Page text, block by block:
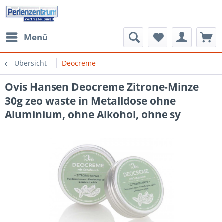
Menü
Übersicht Deocreme
Ovis Hansen Deocreme Zitrone-Minze
30g zeo waste in Metalldose ohne
Aluminium, ohne Alkohol, ohne sy